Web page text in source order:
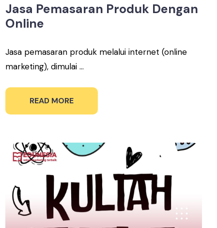
Jasa Pemasaran Produk Dengan
Online
Jasa pemasaran produk melalui internet (online
marketing), dimulai ...
READ MORE